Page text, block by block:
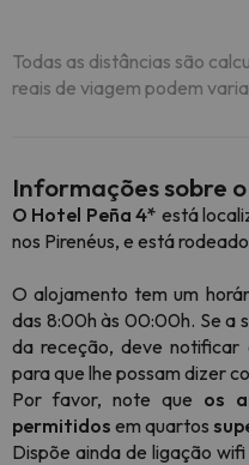
Todas as distâncias são
reais de viagem podem
Informações sobre
O Hotel Peña 4* está
nos Pirenéus, e está
O alojamento tem um
das 8:00h às 00:00h. Se a
da receção, deve notificar
para que lhe possam dizer
Por favor, note que os
permitidos em quartos
Dispõe ainda de ligação